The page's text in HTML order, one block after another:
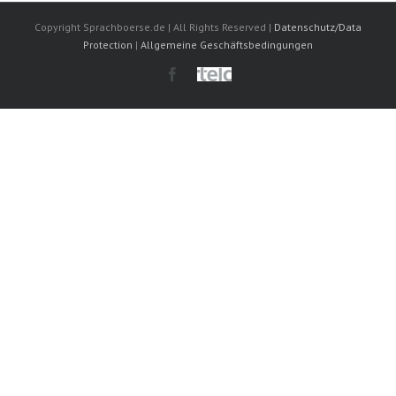
Copyright Sprachboerse.de | All Rights Reserved | Datenschutz/Data
Protection | Allgemeine Geschäftsbedingungen